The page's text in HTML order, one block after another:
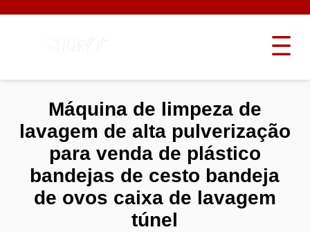
Máquina de limpeza de
lavagem de alta pulverização
para venda de plástico
bandejas de cesto bandeja
de ovos caixa de lavagem
túnel